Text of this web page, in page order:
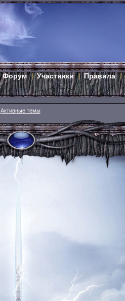
Форум Участники Правила
Активные темы